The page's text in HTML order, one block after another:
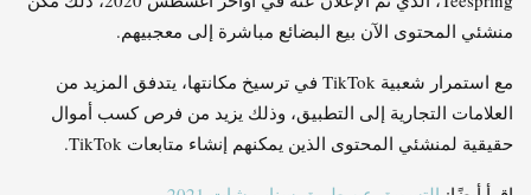
منشئي المحتوى الآن بيع البضائع مباشرة إلى معجبيهم.
مع استمرار شعبية TikTok في ترسيخ مكانتها، يتدفق المزيد من
العلامات التجارية إلى التطبيق، وذلك يزيد من فرص كسب أموال
حقيقية لمنشئي المحتوى الذين يمكنهم إنشاء متابعات TikTok.